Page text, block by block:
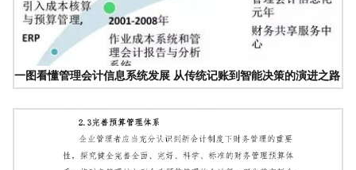
一图看懂管理会计信息系统发展 从传统记账到智能决策的演进之路